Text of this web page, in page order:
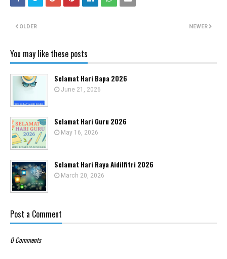
NEWER
OLDER
You may like these posts
Selamat Hari Bapa 2026
June 21, 2026
Selamat Hari Guru 2026
May 16, 2026
Selamat Hari Raya Aidilfitri 2026
March 20, 2026
Post a Comment
0 Comments